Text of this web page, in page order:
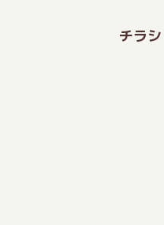
チラシ